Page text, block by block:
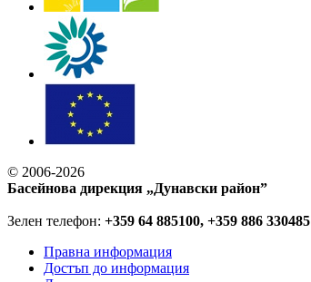
© 2006-2026
Басейнова дирекция „Дунавски район”
Зелен телефон: +359 64 885100, +359 886 330485
Правна информация
Достъп до информация